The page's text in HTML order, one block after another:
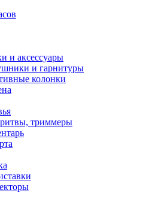
и аксессуары
и гарнитуры
колонки
триммеры